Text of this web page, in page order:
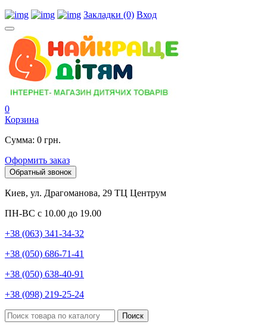
Закладки (0) Вход
0
Корзина
Сумма: 0 грн.
Оформить заказ
Обратный звонок
Киев, ул. Драгоманова, 29 ТЦ Центрум
ПН-ВС с 10.00 до 19.00
+38 (063) 341-34-32
+38 (050) 686-71-41
+38 (050) 638-40-91
+38 (098) 219-25-24
Поиск